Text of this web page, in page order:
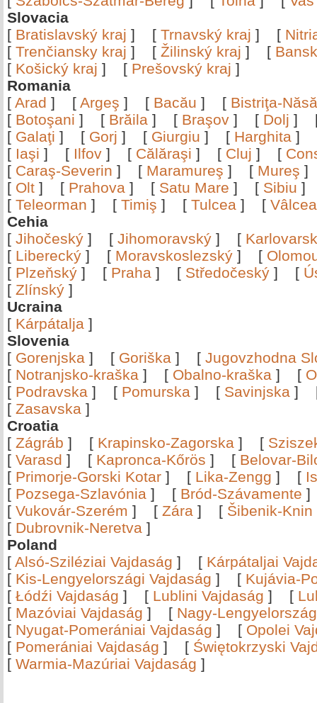
Slovacia
[ Bratislavský kraj ] [ Trnavský kraj ] [
[ Trenčiansky kraj ] [ Žilinský kraj ] [
[ Košický kraj ] [ Prešovský kraj ]
Romania
[ Arad ] [ Argeş ] [ Bacău ] [ Bistriţa-
[ Botoşani ] [ Brăila ] [ Braşov ] [ Dolj ]
[ Galaţi ] [ Gorj ] [ Giurgiu ] [ Harghita ]
[ Iaşi ] [ Ilfov ] [ Călăraşi ] [ Cluj ] [
[ Caraş-Severin ] [ Maramureş ] [ Mureş
[ Olt ] [ Prahova ] [ Satu Mare ] [ Sibiu
[ Teleorman ] [ Timiş ] [ Tulcea ] [
Cehia
[ Jihočeský ] [ Jihomoravský ] [
[ Liberecký ] [ Moravskoslezský ] [
[ Plzeňský ] [ Praha ] [ Středočeský ] [
[ Zlínský ]
Ucraina
[ Kárpátalja ]
Slovenia
[ Gorenjska ] [ Goriška ] [ Jugovzhodna
[ Notranjsko-kraška ] [ Obalno-kraška ] [
[ Podravska ] [ Pomurska ] [ Savinjska ]
[ Zasavska ]
Croatia
[ Zágráb ] [ Krapinsko-Zagorska ] [
[ Varasd ] [ Kapronca-Kőrös ] [ Belovar-
[ Primorje-Gorski Kotar ] [ Lika-Zengg ] [
[ Pozsega-Szlavónia ] [ Bród-Szávamente
[ Vukovár-Szerém ] [ Zára ] [ Šibenik-Knin
[ Dubrovnik-Neretva ]
Poland
[ Alsó-Sziléziai Vajdaság ] [ Kárpátaljai
[ Kis-Lengyelországi Vajdaság ] [ Kujávia-
[ Łódźi Vajdaság ] [ Lublini Vajdaság ] [
[ Mazóviai Vajdaság ] [ Nagy-
[ Nyugat-Pomerániai Vajdaság ] [ Opolei
[ Pomerániai Vajdaság ] [ Świętokrzyski
[ Warmia-Mazúriai Vajdaság ]